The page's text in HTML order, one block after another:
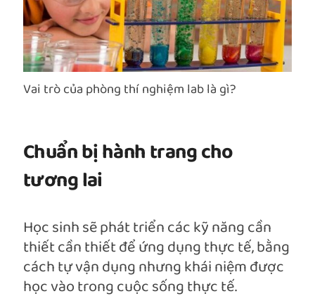
Vai trò của phòng thí nghiệm lab là gì?
Chuẩn bị hành trang cho
tương lai
Học sinh sẽ phát triển các kỹ năng cần
thiết cần thiết để ứng dụng thực tế, bằng
cách tự vận dụng nhưng khái niệm được
học vào trong cuộc sống thực tế.